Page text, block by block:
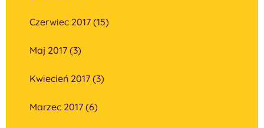
Czerwiec 2017 (15)
Maj 2017 (3)
Kwiecień 2017 (3)
Marzec 2017 (6)